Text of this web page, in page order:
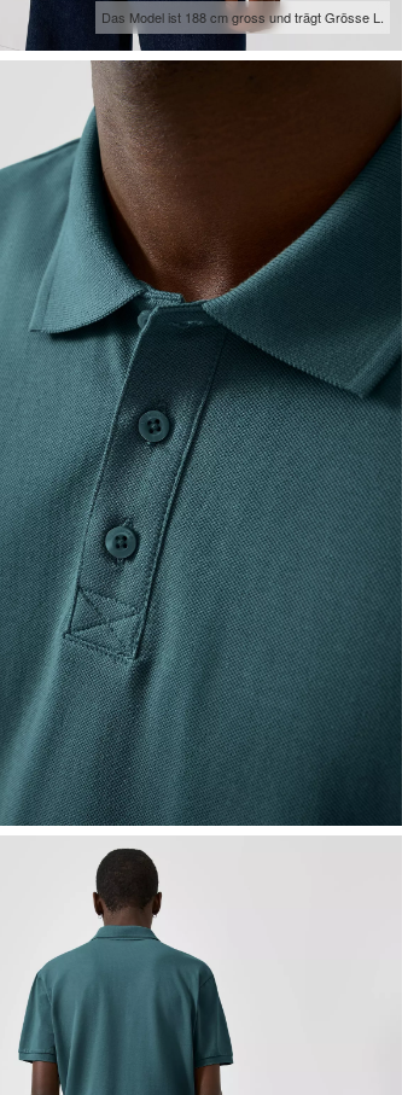
Das Model ist 188 cm gross und trägt Grösse L.